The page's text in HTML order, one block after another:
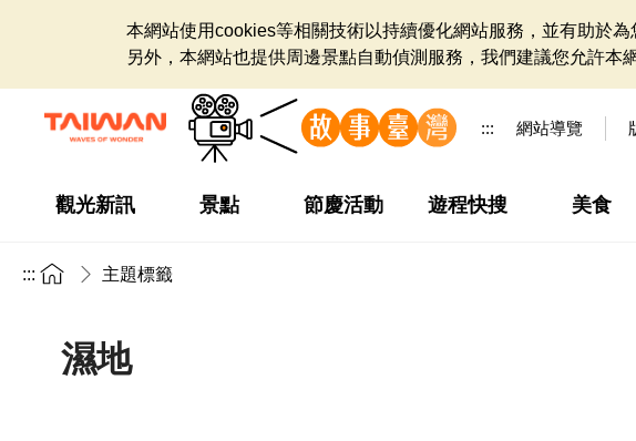
本網站使用cookies等相關技術以持續優化網站服務，並有助於
另外，本網站也提供周邊景點自動偵測服務，我們建議您允許本
::: 網站導覽
觀光新訊 景點 節慶活動 遊程快搜 美食
::: 主題標籤
濕地